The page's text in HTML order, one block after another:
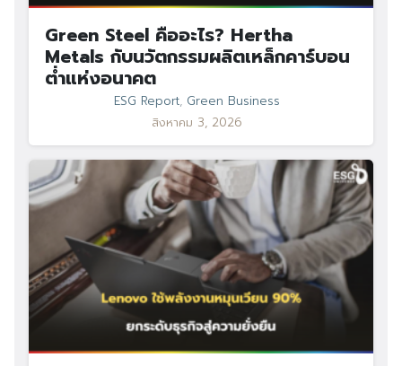
Green Steel คืออะไร? Hertha
Metals กับนวัตกรรมผลิตเหล็กคาร์บอน
ต่ำแห่งอนาคต
ESG Report, Green Business
สิงหาคม 3, 2026